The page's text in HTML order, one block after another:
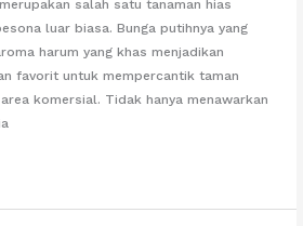
salah satu tanaman hias
luar biasa. Bunga putihnya yang
harum yang khas menjadikan
favorit untuk mempercantik taman
komersial. Tidak hanya menawarkan